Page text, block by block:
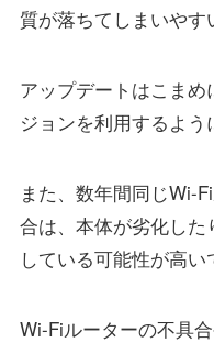
質が落ちてしまいやす
アップデートはこま
ジョンを利用するよう
また、数年間同じWi-
合は、本体が劣化した
している可能性が高い
Wi-Fiルーターの不具